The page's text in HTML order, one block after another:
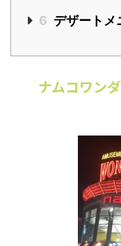
6 デザートメ
ナムコワン